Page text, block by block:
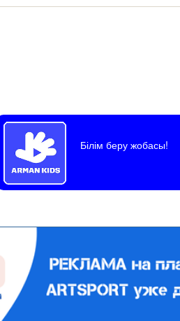
Білім беру жобасы!